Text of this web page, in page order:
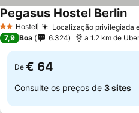
2 Estrelas
Hostel Localização privilegiada
Pegasus Hostel Berlin
7,9 Boa 6.324 a 1.2 km de
De € 64
Consulte os preços de 3 sites